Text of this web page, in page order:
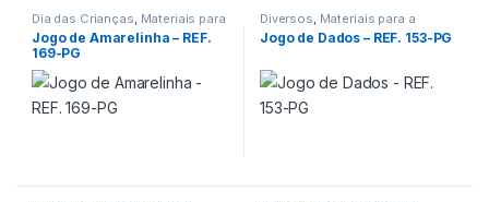
Dia das Crianças Materiais para
a Prática de Esportes
Jogo de Amarelinha – REF.
169-PG
Diversos Materiais para a
Prática de Esportes
Jogo de Dados – REF. 153-PG